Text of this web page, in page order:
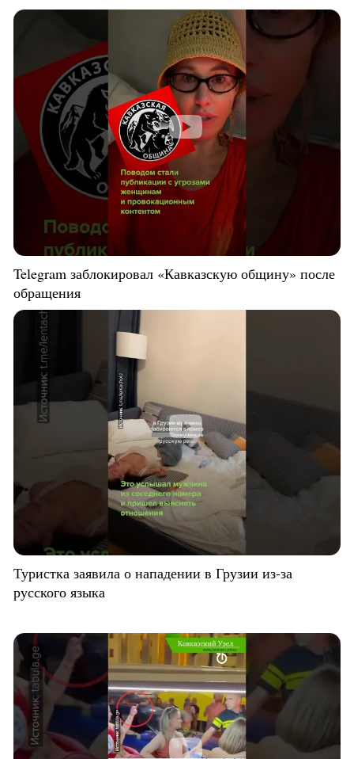
Telegram заблокировал «Кавказскую общину» после
обращения
Туристка заявила о нападении в Грузии из-за
русского языка